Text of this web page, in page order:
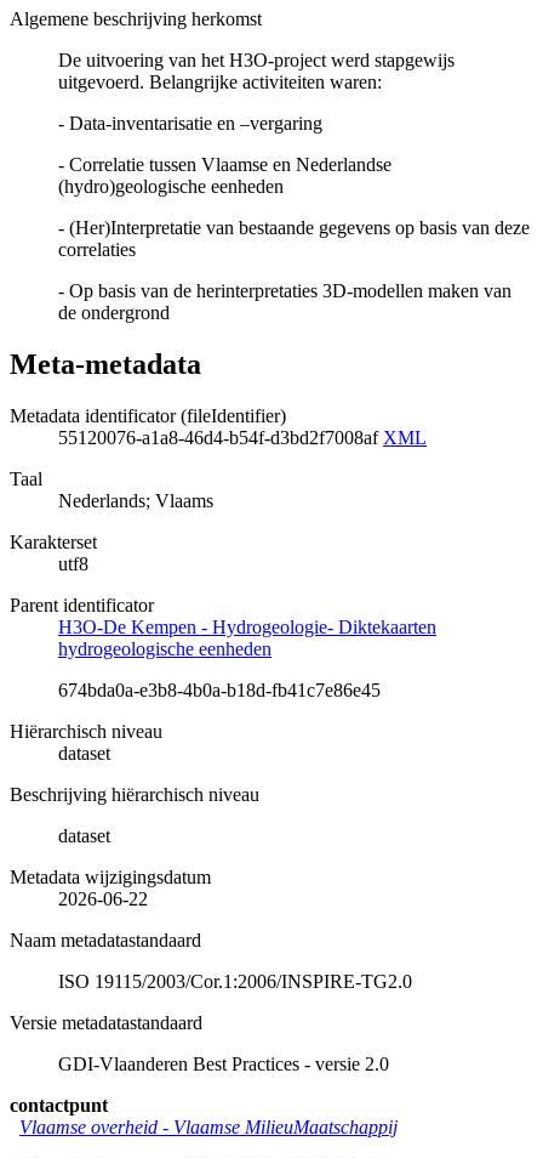
Algemene beschrijving herkomst
De uitvoering van het H3O-project werd stapgewijs
uitgevoerd. Belangrijke activiteiten waren:
- Data-inventarisatie en –vergaring
- Correlatie tussen Vlaamse en Nederlandse
(hydro)geologische eenheden
- (Her)Interpretatie van bestaande gegevens op basis van deze
correlaties
- Op basis van de herinterpretaties 3D-modellen maken van
de ondergrond
Meta-metadata
Metadata identificator (fileIdentifier)
55120076-a1a8-46d4-b54f-d3bd2f7008af XML
Taal
Nederlands; Vlaams
Karakterset
utf8
Parent identificator
H3O-De Kempen - Hydrogeologie- Diktekaarten
hydrogeologische eenheden
674bda0a-e3b8-4b0a-b18d-fb41c7e86e45
Hiërarchisch niveau
dataset
Beschrijving hiërarchisch niveau
dataset
Metadata wijzigingsdatum
2026-06-22
Naam metadatastandaard
ISO 19115/2003/Cor.1:2006/INSPIRE-TG2.0
Versie metadatastandaard
GDI-Vlaanderen Best Practices - versie 2.0
contactpunt
Vlaamse overheid - Vlaamse MilieuMaatschappij